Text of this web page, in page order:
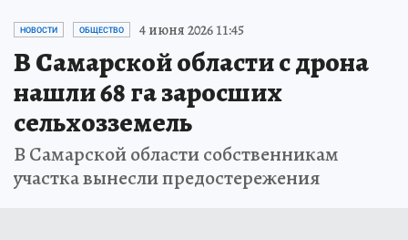
НОВОСТИ ОБЩЕСТВО 4 июня 2026 11:45
В Самарской области с дрона
нашли 68 га заросших
сельхозземель
В Самарской области собственникам
участка вынесли предостережения